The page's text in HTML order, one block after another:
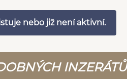
nebo již není aktivní.
INZERÁTŮ